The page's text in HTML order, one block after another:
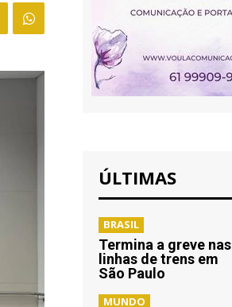
ÚLTIMAS
BRASIL
Termina a greve nas
linhas de trens em
São Paulo
MUNDO